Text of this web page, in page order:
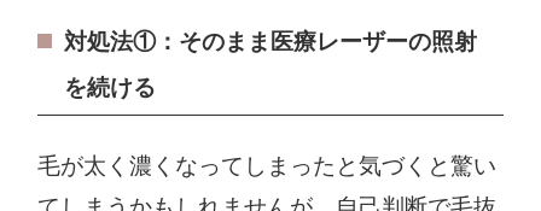
対処法①：そのまま医療レーザーの照射
を続ける
毛が太く濃くなってしまったと気づくと驚い